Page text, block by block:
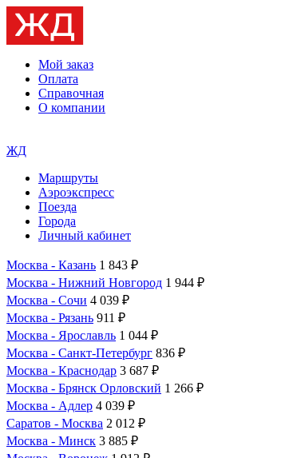
Мой заказ
Оплата
Справочная
О компании
ЖД
Маршруты
Аэроэкспресс
Поезда
Города
Личный кабинет
Москва - Казань 1 843 ₽
Москва - Нижний Новгород 1 944 ₽
Москва - Сочи 4 039 ₽
Москва - Рязань 911 ₽
Москва - Ярославль 1 044 ₽
Москва - Санкт-Петербург 836 ₽
Москва - Краснодар 3 687 ₽
Москва - Брянск Орловский 1 266 ₽
Москва - Адлер 4 039 ₽
Саратов - Москва 2 012 ₽
Москва - Минск 3 885 ₽